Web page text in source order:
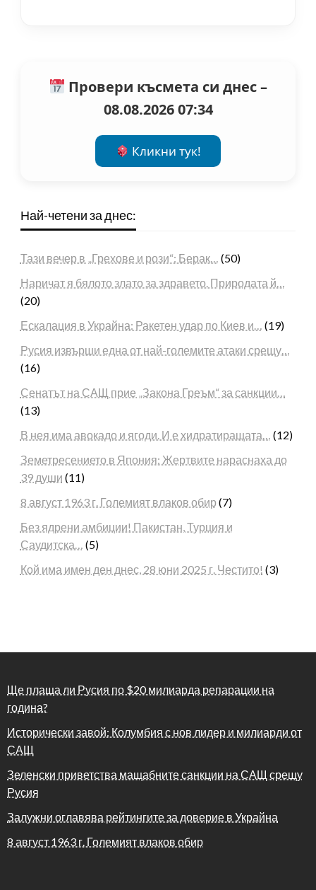
Провери късмета си днес –
08.08.2026 07:34
Кликни тук!
Най-четени за днес:
Тази вечер в „Грехове и рози“: Берак… (50)
Наричат я бялото злато за здравето. Природата й…
(20)
Ескалация в Украйна: Ракетен удар по Киев и… (19)
Русия извърши една от най-големите атаки срещу…
(16)
Сенатът на САЩ прие „Закона Греъм“ за санкции…
(13)
В нея има авокадо и ягоди. И е хидратиращата… (12)
Земетресението в Япония: Жертвите нараснаха до
39 души (11)
8 август 1963 г. Големият влаков обир (7)
Без ядрени амбиции! Пакистан, Турция и
Саудитска… (5)
Кой има имен ден днес, 28 юни 2025 г. Честито! (3)
Ще плаща ли Русия по $20 милиарда репарации на
година?
Исторически завой: Колумбия с нов лидер и милиарди от
САЩ
Зеленски приветства мащабните санкции на САЩ срещу
Русия
Залужни оглавява рейтингите за доверие в Украйна
8 август 1963 г. Големият влаков обир